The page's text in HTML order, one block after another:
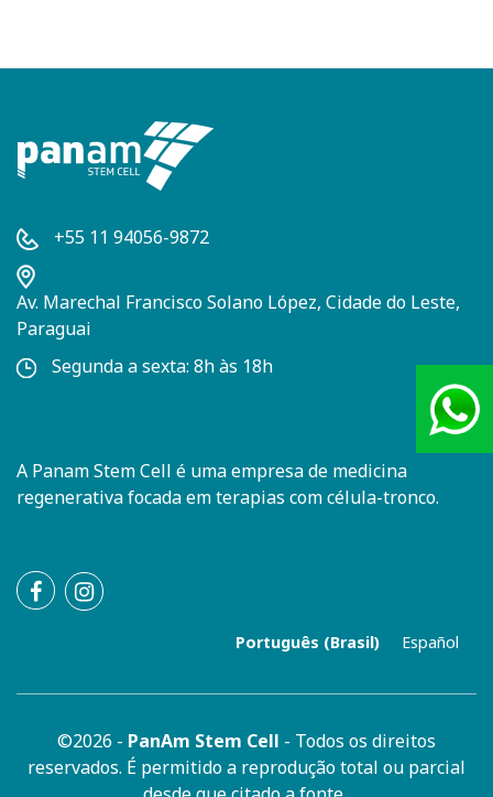
+55 11 94056-9872
Av. Marechal Francisco Solano López, Cidade do Leste,
Paraguai
Segunda a sexta: 8h às 18h
A Panam Stem Cell é uma empresa de medicina
regenerativa focada em terapias com célula-tronco.
Português (Brasil) Español
©2026 - PanAm Stem Cell - Todos os direitos
reservados. É permitido a reprodução total ou parcial
+55